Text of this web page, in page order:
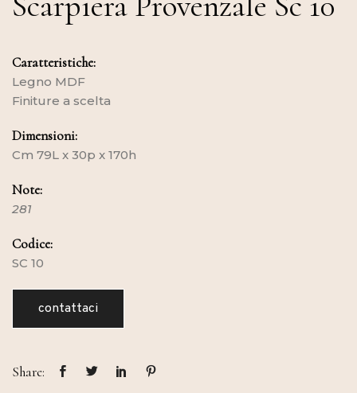
Caratteristiche:
Legno MDF
Finiture a scelta
Dimensioni:
Cm 79L x 30p x 170h
Note:
281
Codice:
SC 10
contattaci
Share: